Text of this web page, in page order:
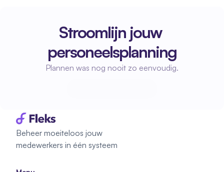
Stroomlijn jouw
personeelsplanning
Plannen was nog nooit zo eenvoudig.
Beheer moeiteloos jouw
medewerkers in één systeem